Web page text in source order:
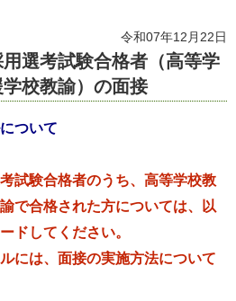
令和07年12月22日
選考試験合格者（高等学
校教諭）の面接
ついて
試験合格者のうち、高等学校教
で合格された方については、以
ドしてください。
には、面接の実施方法について